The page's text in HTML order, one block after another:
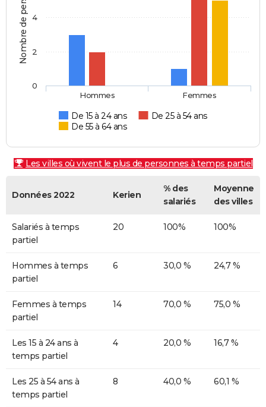
De 15 à 24 ans
De 25 à 54 ans
De 55 à 64 ans
Hommes Femmes
0
2
4
Les villes où vivent le plus de personnes à temps partiel
Données 2022 Kerien
% des
salariés
Moyenne
des villes
Salariés à temps
partiel
20 100% 100%
Hommes à temps
partiel
6 30,0 % 24,7 %
Femmes à temps
partiel
14 70,0 % 75,0 %
Les 15 à 24 ans à
temps partiel
4 20,0 % 16,7 %
Les 25 à 54 ans à
temps partiel
8 40,0 % 60,1 %